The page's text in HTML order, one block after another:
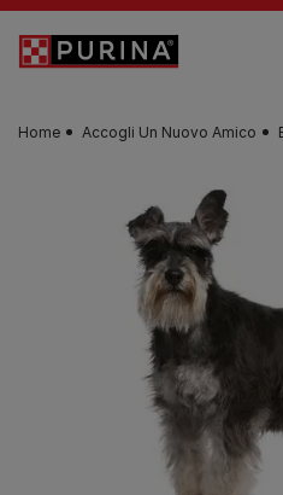
Skip to main content
Home Accogli Un Nuovo Amico